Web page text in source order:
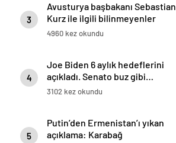
3
Avusturya başbakanı Sebastian
Kurz ile ilgili bilinmeyenler
4960 kez okundu
4
Joe Biden 6 aylık hedeflerini
açıkladı. Senato buz gibi…
3102 kez okundu
5
Putin’den Ermenistan’ı yıkan
açıklama: Karabağ